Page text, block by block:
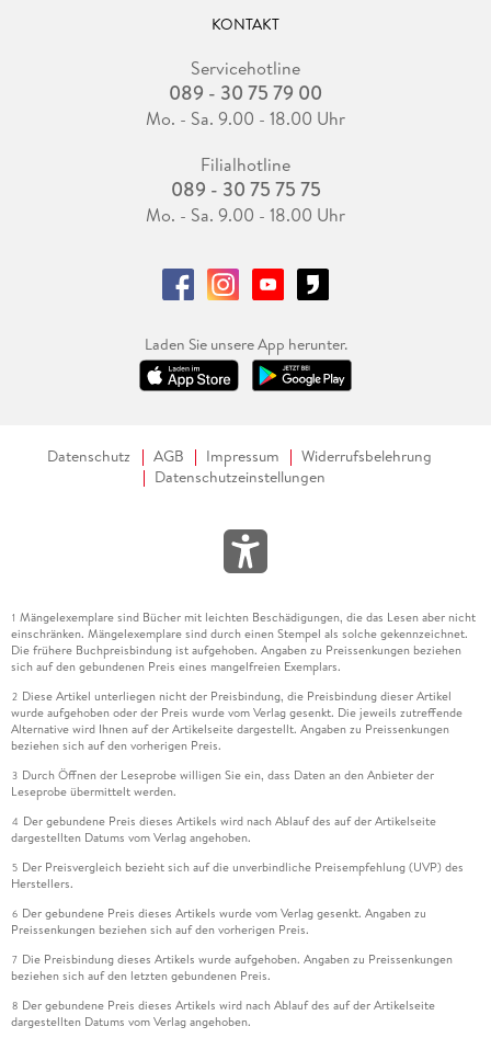
KONTAKT
Servicehotline
089 - 30 75 79 00
Mo. - Sa. 9.00 - 18.00 Uhr
Filialhotline
089 - 30 75 75 75
Mo. - Sa. 9.00 - 18.00 Uhr
Laden Sie unsere App herunter.
Datenschutz AGB Impressum
Widerrufsbelehrung
Datenschutzeinstellungen
1 Mängelexemplare sind Bücher mit leichten Beschädigungen, die das Lesen aber nicht
einschränken. Mängelexemplare sind durch einen Stempel als solche gekennzeichnet.
Die frühere Buchpreisbindung ist aufgehoben. Angaben zu Preissenkungen beziehen
sich auf den gebundenen Preis eines mangelfreien Exemplars.
2 Diese Artikel unterliegen nicht der Preisbindung, die Preisbindung dieser Artikel
wurde aufgehoben oder der Preis wurde vom Verlag gesenkt. Die jeweils zutreffende
Alternative wird Ihnen auf der Artikelseite dargestellt. Angaben zu Preissenkungen
beziehen sich auf den vorherigen Preis.
3 Durch Öffnen der Leseprobe willigen Sie ein, dass Daten an den Anbieter der
Leseprobe übermittelt werden.
4 Der gebundene Preis dieses Artikels wird nach Ablauf des auf der Artikelseite
dargestellten Datums vom Verlag angehoben.
5 Der Preisvergleich bezieht sich auf die unverbindliche Preisempfehlung (UVP) des
Herstellers.
6 Der gebundene Preis dieses Artikels wurde vom Verlag gesenkt. Angaben zu
Preissenkungen beziehen sich auf den vorherigen Preis.
7 Die Preisbindung dieses Artikels wurde aufgehoben. Angaben zu Preissenkungen
beziehen sich auf den letzten gebundenen Preis.
8 Der gebundene Preis dieses Artikels wird nach Ablauf des auf der Artikelseite
dargestellten Datums vom Verlag angehoben.